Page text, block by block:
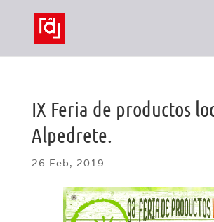
IX Feria de productos
Alpedrete.
26 Feb, 2019